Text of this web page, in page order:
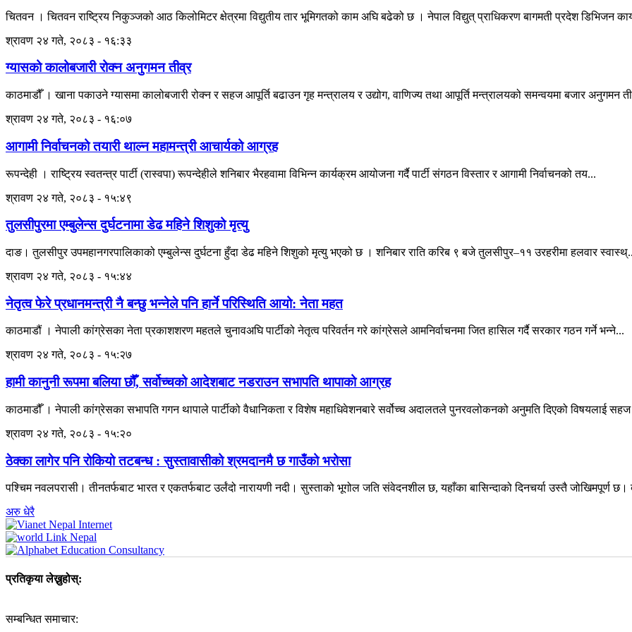
चितवन । चितवन राष्ट्रिय निकुञ्जको आठ किलोमिटर क्षेत्रमा विद्युतीय तार भूमिगतको काम अघि बढेको छ । नेपाल विद्युत् प्राधिकरण बागमती प्रदेश डिभिजन
श्रावण २४ गते, २०८३ - १६:३३
ग्यासको कालोबजारी रोक्न अनुगमन तीव्र
काठमाडौँ । खाना पकाउने ग्यासमा कालोबजारी रोक्न र सहज आपूर्ति बढाउन गृह मन्त्रालय र उद्योग, वाणिज्य तथा आपूर्ति मन्त्रालयको समन्वयमा बजार अनुगमन
श्रावण २४ गते, २०८३ - १६:०७
आगामी निर्वाचनको तयारी थाल्न महामन्त्री आचार्यको आग्रह
रूपन्देही । राष्ट्रिय स्वतन्त्र पार्टी (रास्वपा) रूपन्देहीले शनिबार भैरहवामा विभिन्न कार्यक्रम आयोजना गर्दै पार्टी संगठन विस्तार र आगामी निर्वाचनको तय...
श्रावण २४ गते, २०८३ - १५:४९
तुलसीपुरमा एम्बुलेन्स दुर्घटनामा डेढ महिने शिशुको मृत्यु
दाङ। तुलसीपुर उपमहानगरपालिकाको एम्बुलेन्स दुर्घटना हुँदा डेढ महिने शिशुको मृत्यु भएको छ । शनिबार राति करिब ९ बजे तुलसीपुर–११ उरहरीमा हलवार
श्रावण २४ गते, २०८३ - १५:४४
नेतृत्व फेरे प्रधानमन्त्री नै बन्छु भन्नेले पनि हार्ने परिस्थिति आयो: नेता महत
काठमाडौं । नेपाली कांग्रेसका नेता प्रकाशशरण महतले चुनावअघि पार्टीको नेतृत्व परिवर्तन गरे कांग्रेसले आमनिर्वाचनमा जित हासिल गर्दै सरकार गठन गर्ने भन्ने...
श्रावण २४ गते, २०८३ - १५:२७
हामी कानुनी रूपमा बलिया छौँ, सर्वोच्चको आदेशबाट नडराउन सभापति थापाको आग्रह
काठमाडौँ । नेपाली कांग्रेसका सभापति गगन थापाले पार्टीको वैधानिकता र विशेष महाधिवेशनबारे सर्वोच्च अदालतले पुनरवलोकनको अनुमति दिएको विषयलाई
श्रावण २४ गते, २०८३ - १५:२०
ठेक्का लागेर पनि रोकियो तटबन्ध : सुस्तावासीको श्रमदानमै छ गाउँको भरोसा
पश्चिम नवलपरासी। तीनतर्फबाट भारत र एकतर्फबाट उर्लंदो नारायणी नदी। सुस्ताको भूगोल जति संवेदनशील छ, यहाँका बासिन्दाको दिनचर्या उस्तै जोखिमपूर्ण छ।
अरु धेरै
प्रतिकृया लेख्नुहोस्:
सम्बन्धित समाचार: